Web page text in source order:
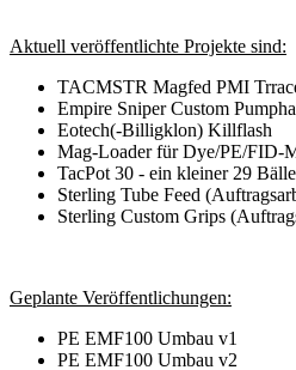
Aktuell veröffentlichte Projekte sind:
TACMSTR Magfed PMI
Empire Sniper Custom
Eotech(-Billigklon) Killflash
Mag-Loader für Dye/PE/FID-
TacPot 30 - ein kleiner 29
Sterling Tube Feed
Sterling Custom Grips
Geplante Veröffentlichungen:
PE EMF100 Umbau v1
PE EMF100 Umbau v2